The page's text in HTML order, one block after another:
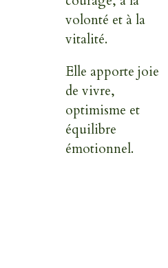
volonté et à la
vitalité.
Elle apporte joie
de vivre,
optimisme et
équilibre
émotionnel.